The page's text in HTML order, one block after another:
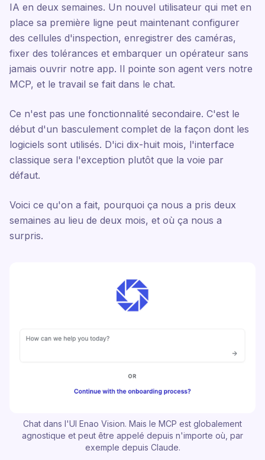
IA en deux semaines. Un nouvel utilisateur qui met en
place sa première ligne peut maintenant configurer
des cellules d'inspection, enregistrer des caméras,
fixer des tolérances et embarquer un opérateur sans
jamais ouvrir notre app. Il pointe son agent vers notre
MCP, et le travail se fait dans le chat.
Ce n'est pas une fonctionnalité secondaire. C'est le
début d'un basculement complet de la façon dont les
logiciels sont utilisés. D'ici dix-huit mois, l'interface
classique sera l'exception plutôt que la voie par
défaut.
Voici ce qu'on a fait, pourquoi ça nous a pris deux
semaines au lieu de deux mois, et où ça nous a
surpris.
Chat dans l'UI Enao Vision. Mais le MCP est globalement
agnostique et peut être appelé depuis n'importe où, par
exemple depuis Claude.